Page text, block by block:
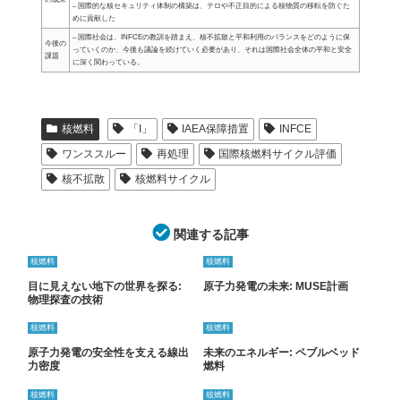
– 国際的な核セキュリティ体制の構築は、テロや不正目的による核物質の移転を防ぐた
めに貢献した
今後の
課題
– 国際社会は、INFCEの教訓を踏まえ、核不拡散と平和利用のバランスをどのように保
っていくのか、今後も議論を続けていく必要があり、それは国際社会全体の平和と安全
に深く関わっている。
核燃料 「I」 IAEA保障措置
INFCE
ワンススルー
再処理
国際核燃料サイクル評価
核不拡散
核燃料サイクル
関連する記事
核燃料
目に見えない地下の世界を探る:
物理探査の技術
核燃料
原子力発電の未来: MUSE計画
核燃料
原子力発電の安全性を支える線出
力密度
核燃料
未来のエネルギー: ペブルベッド
燃料
核燃料 核燃料